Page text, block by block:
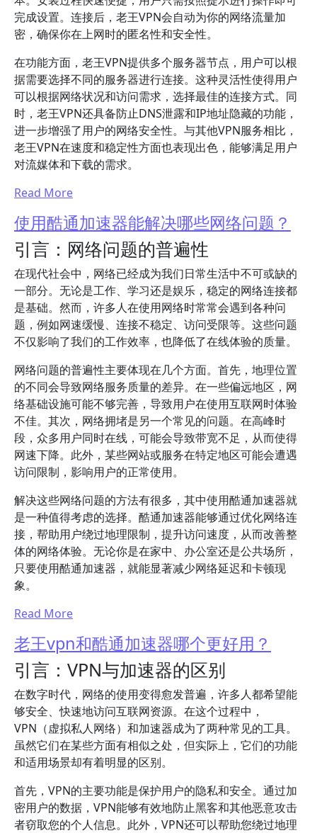
完成设置。连接后，老王VPN会自动为你的网络流量加
密，确保你在上网时的匿名性和安全性。
在功能方面，老王VPN提供多个服务器节点，用户可以根
据需要选择不同的服务器进行连接。这种灵活性使得用户
可以根据网络状况和访问需求，选择最佳的连接方式。同
时，老王VPN还具备防止DNS泄露和IP地址隐藏的功能，
进一步增强了用户的网络安全性。与其他VPN服务相比，
老王VPN在速度和稳定性方面也表现出色，能够满足用户
对流媒体和下载的需求。
Read More
使用酷通加速器能解决哪些网络问题？
引言：网络问题的普遍性
在现代社会中，网络已经成为我们日常生活中不可或缺的
一部分。无论是工作、学习还是娱乐，稳定的网络连接都
是基础。然而，许多人在使用网络时常常会遇到各种问
题，例如网速缓慢、连接不稳定、访问受限等。这些问题
不仅影响了我们的工作效率，也降低了在线体验的质量。
网络问题的普遍性主要体现在几个方面。首先，地理位置
的不同会导致网络服务质量的差异。在一些偏远地区，网
络基础设施可能不够完善，导致用户在使用互联网时体验
不佳。其次，网络拥堵是另一个常见的问题。在高峰时
段，众多用户同时在线，可能会导致带宽不足，从而使得
网速下降。此外，某些网站或服务在特定地区可能会遭遇
访问限制，影响用户的正常使用。
解决这些网络问题的方法有很多，其中使用酷通加速器就
是一种值得考虑的选择。酷通加速器能够通过优化网络连
接，帮助用户绕过地理限制，提升访问速度，从而改善整
体的网络体验。无论你是在家中、办公室还是公共场所，
只要使用酷通加速器，就能显著减少网络延迟和卡顿现
象。
Read More
老王vpn和酷通加速器哪个更好用？
引言：VPN与加速器的区别
在数字时代，网络的使用变得愈发普遍，许多人都希望能
够安全、快速地访问互联网资源。在这个过程中，
VPN（虚拟私人网络）和加速器成为了两种常见的工具。
虽然它们在某些方面有相似之处，但实际上，它们的功能
和适用场景却有着明显的区别。
首先，VPN的主要功能是保护用户的隐私和安全。通过加
密用户的数据，VPN能够有效地防止黑客和其他恶意攻击
者窃取您的个人信息。此外，VPN还可以帮助您绕过地理